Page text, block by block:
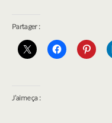
Partager :
J’aime ça :